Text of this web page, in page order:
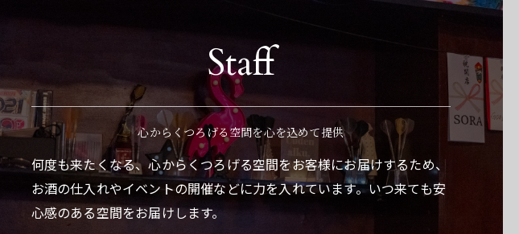
Staff
心からくつろげる空間を心を込めて提供
何度も来たくなる、心からくつろげる空間をお客様にお届けするため、
お酒の仕入れやイベントの開催などに力を入れています。いつ来ても安
心感のある空間をお届けします。